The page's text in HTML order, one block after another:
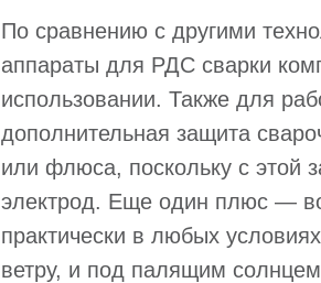
По сравнению с другими
аппараты для РДС сварки
использовании. Также для
дополнительная защита
или флюса, поскольку с этой
электрод. Еще один плюс —
практически в любых
ветру, и под палящим